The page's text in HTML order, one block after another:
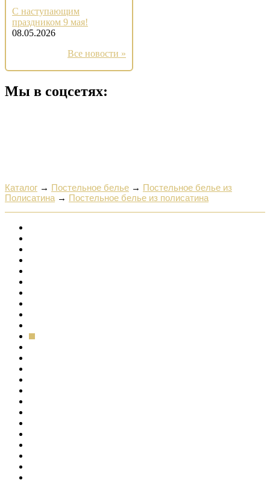
С наступающим
праздником 9 мая!
08.05.2026
Все новости »
Мы в соцсетях:
Каталог → Постельное белье → Постельное белье из
Полисатина → Постельное белье из полисатина